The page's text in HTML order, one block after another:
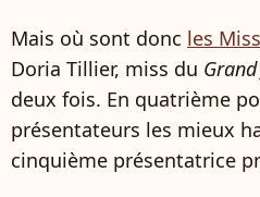
Mais où sont donc les
Doria Tillier, miss du
deux fois. En quatrième
présentateurs les mieux
cinquième présentatrice